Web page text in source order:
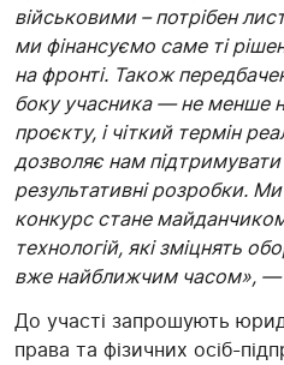
військовими – потрібен
ми фінансуємо саме ті
на фронті. Також
боку учасника — не менше
проєкту, і чіткий термін
дозволяє нам
результативні розробки.
конкурс стане
технологій, які зміцнять
вже найближчим часом»,
До участі запрошують
права та фізичних осіб-